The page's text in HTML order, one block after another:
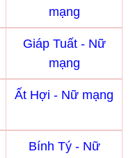
mạng
Giáp Tuất - Nữ
mạng
Ất Hợi - Nữ mạng
Bính Tý - Nữ